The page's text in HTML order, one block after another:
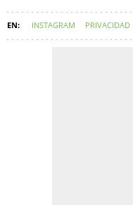
INSTAGRAM PRIVACIDAD